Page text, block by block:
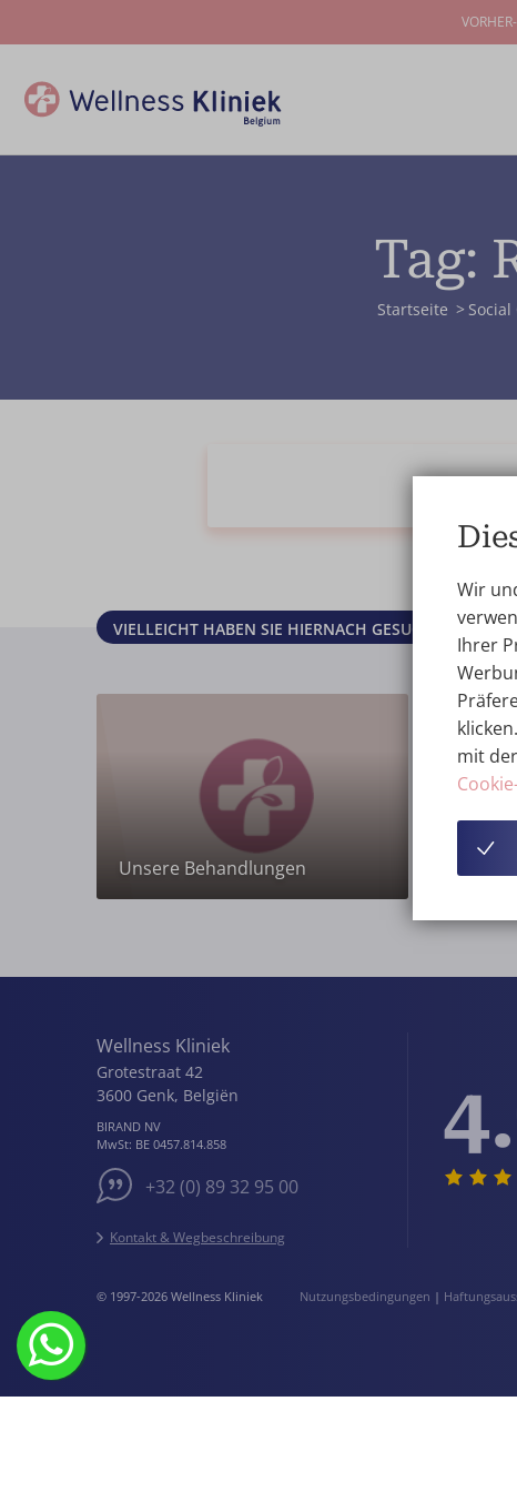
Tag:
Startseite Social
VIELLEICHT HABEN SIE HIERNACH GESUCHT?
Unsere Behandlungen Alle
Wellness Kliniek
Grotestraat 42
3600 Genk, Belgiën
BIRAND NV
MwSt: BE 0457.814.858
+32 (0) 89 32 95 00
Kontakt & Wegbeschreibung
© 1997-2026 Wellness Kliniek Nutzungsbedingungen |
Wir
Ihrer
mit